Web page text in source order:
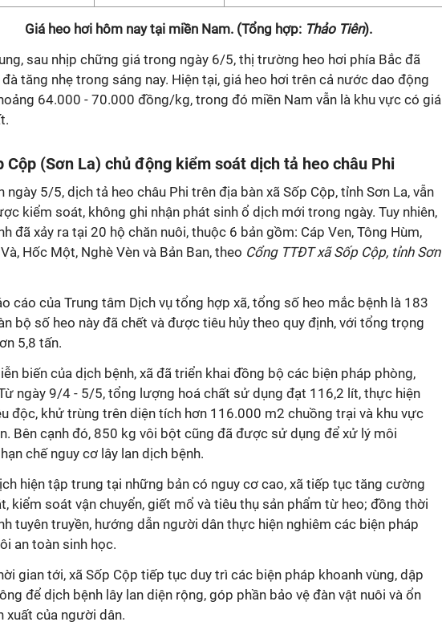
Giá heo hơi hôm nay tại miền Nam. (Tổng hợp: Thảo Tiên).
sau nhịp chững giá trong ngày 6/5, thị trường heo hơi phía Bắc đã
tăng nhẹ trong sáng nay. Hiện tại, giá heo hơi trên cả nước dao động
64.000 - 70.000 đồng/kg, trong đó miền Nam vẫn là khu vực có giá
Cộp (Sơn La) chủ động kiểm soát dịch tả heo châu Phi
ngày 5/5, dịch tả heo châu Phi trên địa bàn xã Sốp Cộp, tỉnh Sơn La, vẫn
kiểm soát, không ghi nhận phát sinh ổ dịch mới trong ngày. Tuy nhiên,
đã xảy ra tại 20 hộ chăn nuôi, thuộc 6 bản gồm: Cáp Ven, Tông Hùm,
Hốc Một, Nghè Vèn và Bản Ban, theo Cổng TTĐT xã Sốp Cộp, tỉnh Sơn
cáo của Trung tâm Dịch vụ tổng hợp xã, tổng số heo mắc bệnh là 183
bộ số heo này đã chết và được tiêu hủy theo quy định, với tổng trọng
5,8 tấn.
biến của dịch bệnh, xã đã triển khai đồng bộ các biện pháp phòng,
ngày 9/4 - 5/5, tổng lượng hoá chất sử dụng đạt 116,2 lít, thực hiện
độc, khử trùng trên diện tích hơn 116.000 m2 chuồng trại và khu vực
Bên cạnh đó, 850 kg vôi bột cũng đã được sử dụng để xử lý môi
chế nguy cơ lây lan dịch bệnh.
hiện tập trung tại những bản có nguy cơ cao, xã tiếp tục tăng cường
kiểm soát vận chuyển, giết mổ và tiêu thụ sản phẩm từ heo; đồng thời
tuyên truyền, hướng dẫn người dân thực hiện nghiêm các biện pháp
an toàn sinh học.
gian tới, xã Sốp Cộp tiếp tục duy trì các biện pháp khoanh vùng, dập
để dịch bệnh lây lan diện rộng, góp phần bảo vệ đàn vật nuôi và ổn
xuất của người dân.